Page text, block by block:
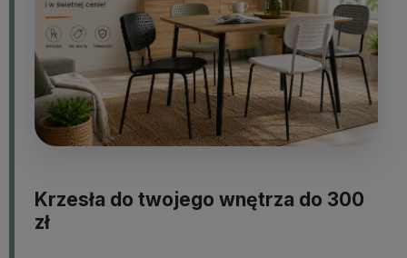
Krzesła do twojego wnętrza do 300
zł